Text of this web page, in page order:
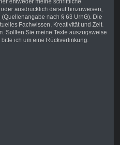
entweder meine schriftliche
ausdrücklich darauf hinzuweisen,
nach § 63 UrhG). Die
Fachwissen, Kreativität und Zeit.
Sollten Sie meine Texte auszugsweise
ich um eine Rückverlinkung.